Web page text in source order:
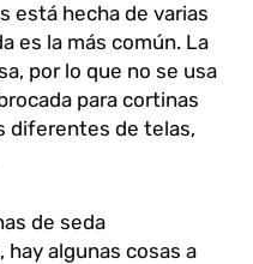
está hecha de varias
es la más común. La
por lo que no se usa
para cortinas
diferentes de telas,
de seda
algunas cosas a